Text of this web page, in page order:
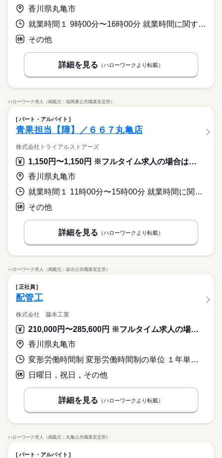
ブランクOK 産休・育休
資格支援
禁煙・分煙 バイク自転車
車OK
ルーティン
休日・休暇
＜年間休日125日＞ ◆完全週休2日制（土日休み） ◆祝日 ◆年
末年始休暇 ※上記は一例です。配属先により 当社の所定休日
数と差がある場合は、 差分の調整を年末に行います。
続きを読む
（座り仕事もアリ！力仕事ナシ！）♪
お仕事の特徴
新卒・第二
50代活躍
募集条件
大量募集
交通費 即日スタート
主婦・主夫
履歴書不要
就業時間・曜日
残業なし
10時～出社 17時～出社
平日休み
働き方・環境
派遣活躍中
続きを読む
と幅広い年齢の方が、 様々な職場で活躍中です！ ※お仕事の掛
給与 時給 1,100円～1,300円
◆即払いサービスあり ＼ 働いた分を早めにGET！ ／ 働いた分
の給与の一部を、給料日前に受け取れます。 スマホでカンタン
申請！ 給料日前にお金が必要な時や、急な出費がある時も安心
時に働いた場合は時給25％UP ◆残業代支給 勤務時間が8hを超
期間・時間 3ヵ月以上
【勤務時間例】 8：00-16：00／9：00-17：00／10：00-19：00
／ 6：00-15：00／17：30-翌2：30／20：00-翌5：15 など多数！
なめ」など、あなたのご希望を教えて下さい！ ※ご応募のタイ
ミングによっては、ご希望のお仕事が定員に達している場合が
あります。 その際は、ご希望に沿う他のお仕事を並行してご案
内致します。
土日休み案件多数！
業界 その他
豊富なお仕事の中から、ピッタリのお仕事をご案内します。
もちろん未経験OKのカンタン軽作業のお仕事がほとんどですよ
（座り仕事もアリ！力仕事ナシ！）♪
基本特徴
未経験OK 新卒・第二
50代活躍
大量募集
主婦・主夫
履歴書不要 WEB登録
就業時間・曜日
残業なし 10時～出社 17時～出社
土日祝休
平日休み
働き方・環境
大手企業
週払い 禁煙・分煙
検品・チェック ●梱包・ピッキング ●食品の盛り付け・トッピン
グ ●部品の組み立て・加工 など アナタの希望に合ったお仕事
を お探しします！ 「自宅の近く」「座り作業」など なんでもご
応募資格
◆未経験大歓迎！ ◆フリーターさん、主婦（夫）さん大歓迎！
の免許・資格を活かした お仕事を紹介いたします！ 20代～50代
と幅広い年齢の方が、 様々な職場で活躍中です！ ※お仕事の掛
け持ち（Wワーク）不可
続きを読む
給与 時給 1,100円～1,300円
◆即払いサービスあり ＼ 働いた分を早めにGET！ ／ 働いた分
の給与の一部を、給料日前に受け取れます。 スマホでカンタン
申請！ 給料日前にお金が必要な時や、急な出費がある時も安心
です。 ※最短5日後から受け取り可能 ※給与は原則【月末締め
／翌月25日払い】 ※当社規定あり ◆深夜手当アリ 22時～翌5
時に働いた場合は時給25％UP ◆残業代支給 勤務時間が8hを超
期間・時間 3ヵ月以上
【勤務時間例】 8：00-16：00／9：00-17：00／10：00-19：00
／ 6：00-15：00／17：30-翌2：30／20：00-翌5：15 など多数！
※「日勤or夜勤のみ」「長期で働きたい」「土日休み」「残業少
なめ」など、あなたのご希望を教えて下さい！ ※ご応募のタイ
ミングによっては、ご希望のお仕事が定員に達している場合が
あります。 その際は、ご希望に沿う他のお仕事を並行してご案
内致します。
休日・休暇
土日休み案件多数！
詳しい募集要項をすべて見る
香川県丸亀市
就業時間１ 9時00分〜16時00分 就業時間に関する特記事項 上記内の４～６時間勤務
その他
詳細を見る （ハローワークより転載）
ハローワーク求人（掲載元：福岡東公共職業安定所）
パート・アルバイト
青果担当【障】／６６７丸亀店
株式会社トライアルストアーズ
1,150円〜1,150円 ※フルタイム求人の場合は月額（換算額）、パート求人の場合は時間額を表示しています。
香川県丸亀市
就業時間１ 11時00分〜15時00分 就業時間に関する特記事項 ＊休憩は社内規定による
その他
詳細を見る （ハローワークより転載）
ハローワーク求人（掲載元：坂出公共職業安定所）
正社員
配管工
株式会社 藤本工業
210,000円〜285,600円 ※フルタイム求人の場合は月額（換算額）、パート求人の場合は時間額を表示しています。
香川県丸亀市
変形労働時間制 変形労働時間制の単位 １年単位 就業時間１ 8時00分〜17時00分
日曜日，祝日，その他
詳細を見る （ハローワークより転載）
ハローワーク求人（掲載元：丸亀公共職業安定所）
パート・アルバイト